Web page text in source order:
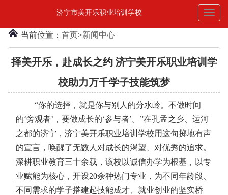
Toggle
济宁市美开乐职业培训学校
当前位置： 首页>新闻中心
择美开乐，赴成长之约 济宁美开乐职业培训学
校助力万千学子技能筑梦
“你的选择，就是你与别人的分水岭。不做时间
的‘旁观者’，要做成长的‘参与者’。”在孔孟之乡、运河
之都的济宁，济宁美开乐职业培训学校用这句掷地有声
的宣言，唤醒了无数人对成长的渴望、对优秀的追求。
深耕职业教育三十余载，该校以诚信办学为根基，以专
业赋能为核心，开设20余种热门专业，为不同年龄段、
不同需求的学子搭建起技能成才、就业创业的坚实桥